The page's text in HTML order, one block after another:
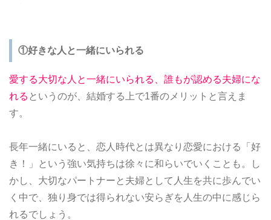
①好きな人と一緒にいられる
愛する大切な人と一緒にいられる、誰もが認める夫婦にな
れる というのが、結婚する上で1番のメリットと言えま
す。
長年一緒にいると、恋人時代とは異なり恋愛における「好
き！」という強い気持ちは徐々に和らいでいくことも。し
かし、大切なパートナーと夫婦として人生を共に歩んでい
く中で、独り身では得られない安らぎを人生の中に感じら
れるでしょう。